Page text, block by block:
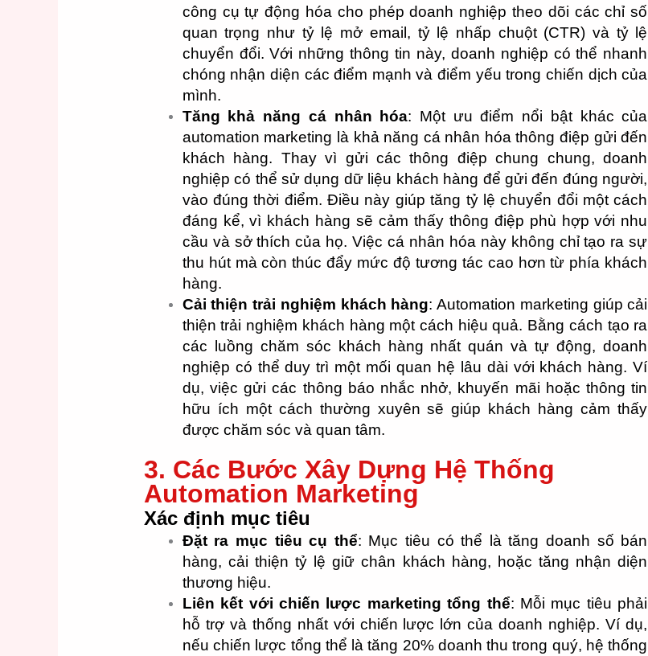
công cụ tự động hóa cho phép doanh nghiệp theo dõi các chỉ số
quan trọng như tỷ lệ mở email, tỷ lệ nhấp chuột (CTR) và tỷ lệ
chuyển đổi. Với những thông tin này, doanh nghiệp có thể nhanh
chóng nhận diện các điểm mạnh và điểm yếu trong chiến dịch của
mình.
Tăng khả năng cá nhân hóa: Một ưu điểm nổi bật khác của
automation marketing là khả năng cá nhân hóa thông điệp gửi đến
khách hàng. Thay vì gửi các thông điệp chung chung, doanh
nghiệp có thể sử dụng dữ liệu khách hàng để gửi đến đúng người,
vào đúng thời điểm. Điều này giúp tăng tỷ lệ chuyển đổi một cách
đáng kể, vì khách hàng sẽ cảm thấy thông điệp phù hợp với nhu
cầu và sở thích của họ. Việc cá nhân hóa này không chỉ tạo ra sự
thu hút mà còn thúc đẩy mức độ tương tác cao hơn từ phía khách
hàng.
Cải thiện trải nghiệm khách hàng: Automation marketing giúp cải
thiện trải nghiệm khách hàng một cách hiệu quả. Bằng cách tạo ra
các luồng chăm sóc khách hàng nhất quán và tự động, doanh
nghiệp có thể duy trì một mối quan hệ lâu dài với khách hàng. Ví
dụ, việc gửi các thông báo nhắc nhở, khuyến mãi hoặc thông tin
hữu ích một cách thường xuyên sẽ giúp khách hàng cảm thấy
được chăm sóc và quan tâm.
3. Các Bước Xây Dựng Hệ Thống
Automation Marketing
Xác định mục tiêu
Đặt ra mục tiêu cụ thể: Mục tiêu có thể là tăng doanh số bán
hàng, cải thiện tỷ lệ giữ chân khách hàng, hoặc tăng nhận diện
thương hiệu.
Liên kết với chiến lược marketing tổng thể: Mỗi mục tiêu phải
hỗ trợ và thống nhất với chiến lược lớn của doanh nghiệp. Ví dụ,
nếu chiến lược tổng thể là tăng 20% doanh thu trong quý, hệ thống